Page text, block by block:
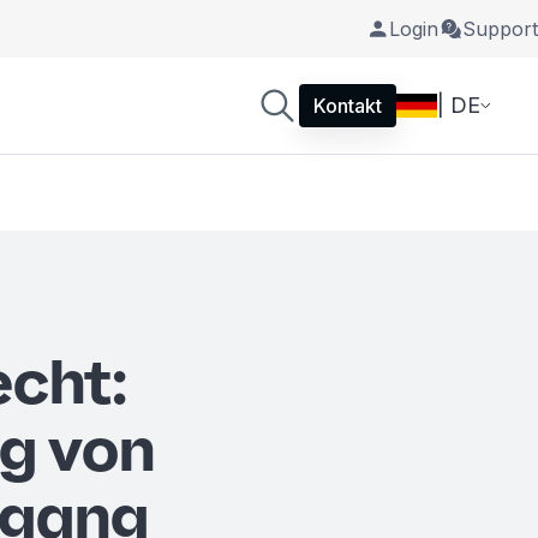
Login Support
Kontakt | DE
von